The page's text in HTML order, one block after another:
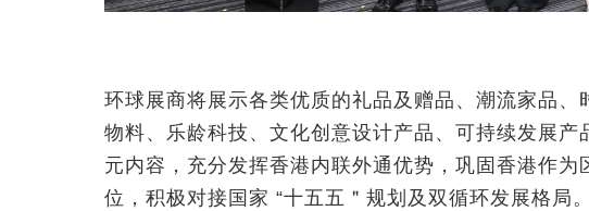
环球展商将展示各类优质的礼品及赠品、潮流家品
物料、乐龄科技、文化创意设计产品、可持续发展产
元内容，充分发挥香港内联外通优势，巩固香港作
位，积极对接国家 “十五五＂规划及双循环发展格局。